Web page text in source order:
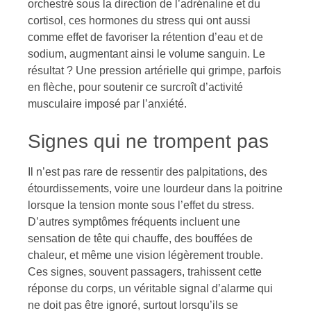
orchestré sous la direction de l’adrénaline et du
cortisol, ces hormones du stress qui ont aussi
comme effet de favoriser la rétention d’eau et de
sodium, augmentant ainsi le volume sanguin. Le
résultat ? Une pression artérielle qui grimpe, parfois
en flèche, pour soutenir ce surcroît d’activité
musculaire imposé par l’anxiété.
Signes qui ne trompent pas
Il n’est pas rare de ressentir des palpitations, des
étourdissements, voire une lourdeur dans la poitrine
lorsque la tension monte sous l’effet du stress.
D’autres symptômes fréquents incluent une
sensation de tête qui chauffe, des bouffées de
chaleur, et même une vision légèrement trouble.
Ces signes, souvent passagers, trahissent cette
réponse du corps, un véritable signal d’alarme qui
ne doit pas être ignoré, surtout lorsqu’ils se